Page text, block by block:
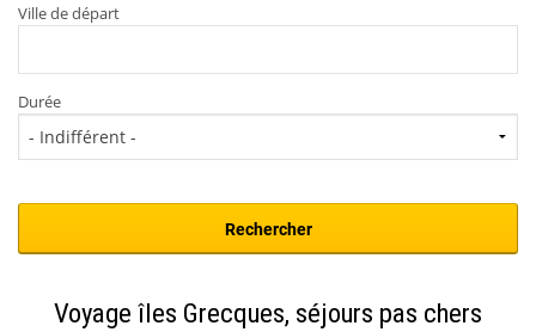
Ville de départ
Durée
Voyage îles Grecques, séjours pas chers